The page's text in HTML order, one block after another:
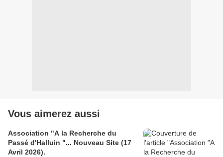
Vous aimerez aussi
Association "A la Recherche du
Passé d'Halluin "... Nouveau Site (17
Avril 2026).